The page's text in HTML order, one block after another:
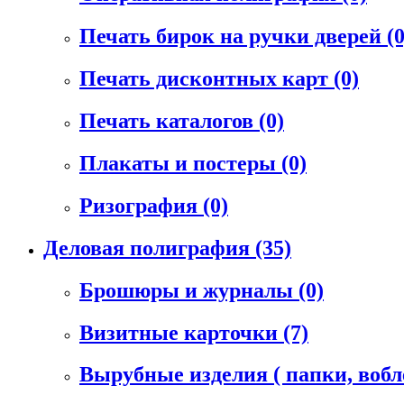
Печать бирок на ручки дверей
Печать дисконтных карт (0)
Печать каталогов (0)
Плакаты и постеры (0)
Ризография (0)
Деловая полиграфия (35)
Брошюры и журналы (0)
Визитные карточки (7)
Вырубные изделия ( папки,